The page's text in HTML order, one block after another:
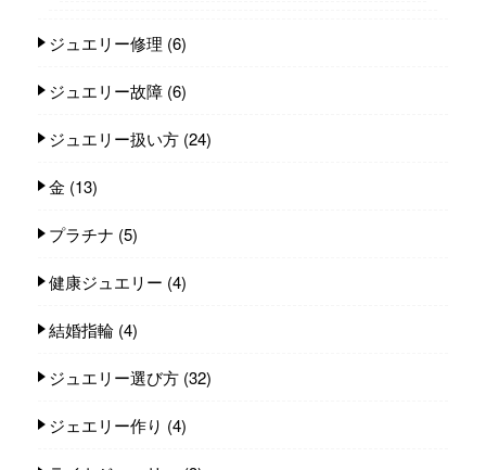
ジュエリー修理 (6)
ジュエリー故障 (6)
ジュエリー扱い方 (24)
金 (13)
プラチナ (5)
健康ジュエリー (4)
結婚指輪 (4)
ジュエリー選び方 (32)
ジェエリー作り (4)